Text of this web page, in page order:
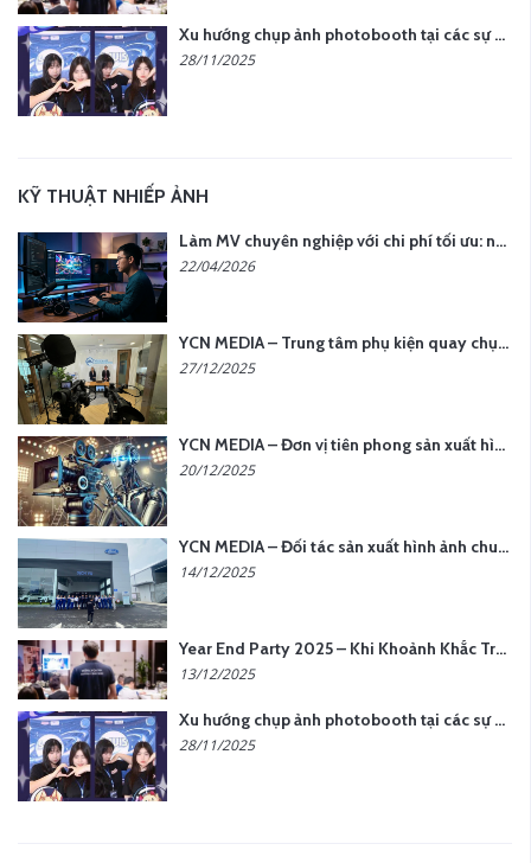
Xu hướng chụp ảnh photobooth tại các sự kiện hiện nay
28/11/2025
KỸ THUẬT NHIẾP ẢNH
Làm MV chuyên nghiệp với chi phí tối ưu: nên chọn quay thực tế hay video AI?
22/04/2026
YCN MEDIA – Trung tâm phụ kiện quay chụp tại Hà Nội
27/12/2025
YCN MEDIA – Đơn vị tiên phong sản xuất hình ảnh & âm thanh bằng AI tại Hà Nội
20/12/2025
YCN MEDIA – Đối tác sản xuất hình ảnh chuyên nghiệp cho doanh nghiệp tại Hà Nội
14/12/2025
Year End Party 2025 – Khi Khoảnh Khắc Trở Thành Dấu Ấn | Gói Ưu Đãi Tháng 12 Từ YCN Media
13/12/2025
Xu hướng chụp ảnh photobooth tại các sự kiện hiện nay
28/11/2025